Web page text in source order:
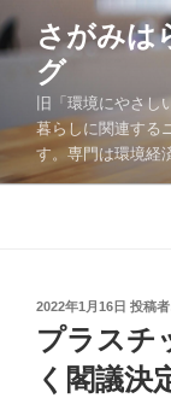
コ
ン
ツ
ス
さがみは
グ
旧「環境にやさ
暮らしに関連する
す。専門は環境経
投
稿
日:
2022年1月16日 投稿
プラスチ
く閣議決